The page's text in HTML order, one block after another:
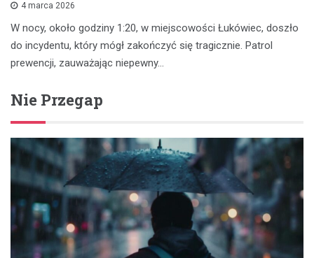
4 marca 2026
W nocy, około godziny 1:20, w miejscowości Łukówiec, doszło
do incydentu, który mógł zakończyć się tragicznie. Patrol
prewencji, zauważając niepewny…
Nie Przegap